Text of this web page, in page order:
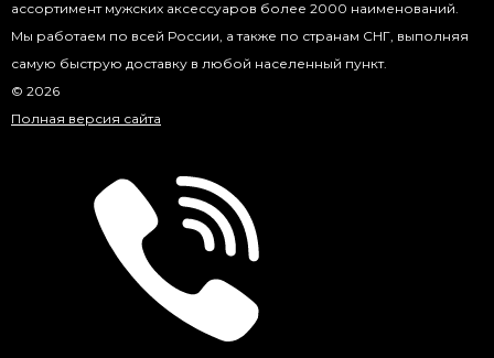
ассортимент мужских аксессуаров более 2000 наименований.
Мы работаем по всей России, а также по странам СНГ, выполняя
самую быструю доставку в любой населенный пункт.
© 2026
Полная версия сайта